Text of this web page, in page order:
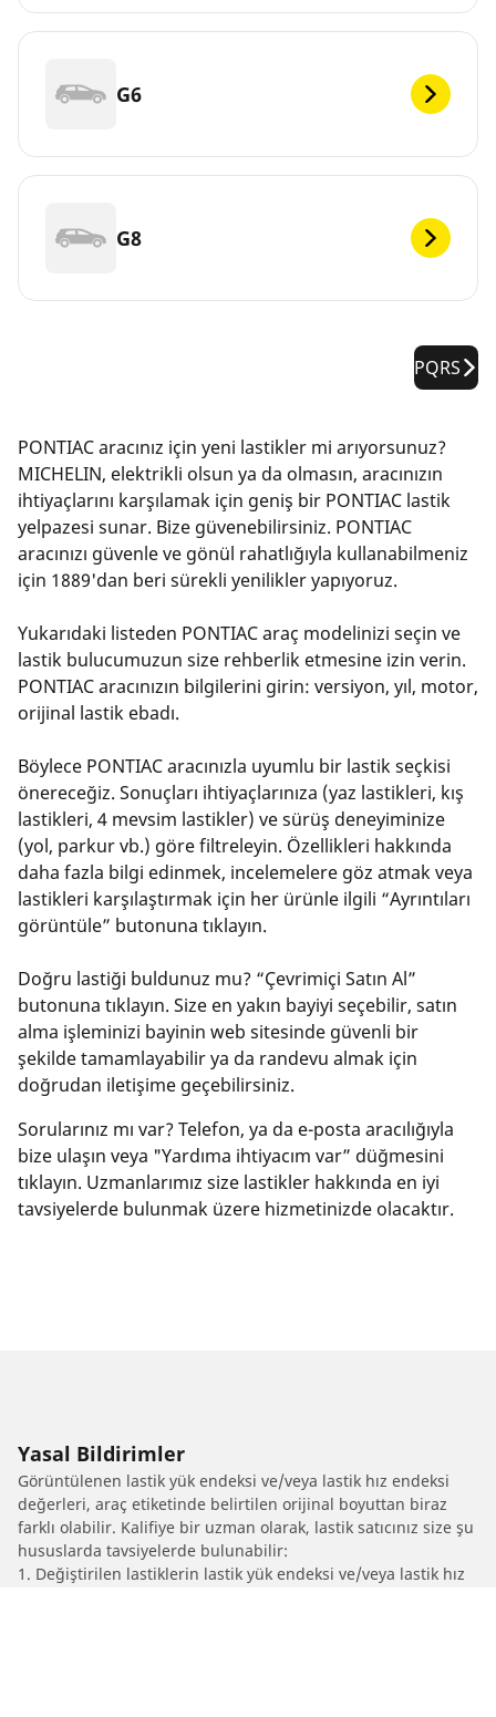
G6
G8
PQRS
PONTIAC aracınız için yeni lastikler mi arıyorsunuz?
MICHELIN, elektrikli olsun ya da olmasın, aracınızın
ihtiyaçlarını karşılamak için geniş bir PONTIAC lastik
yelpazesi sunar. Bize güvenebilirsiniz. PONTIAC
aracınızı güvenle ve gönül rahatlığıyla kullanabilmeniz
için 1889'dan beri sürekli yenilikler yapıyoruz.
Yukarıdaki listeden PONTIAC araç modelinizi seçin ve
lastik bulucumuzun size rehberlik etmesine izin verin.
PONTIAC aracınızın bilgilerini girin: versiyon, yıl, motor,
orijinal lastik ebadı.
Böylece PONTIAC aracınızla uyumlu bir lastik seçkisi
önereceğiz. Sonuçları ihtiyaçlarınıza (yaz lastikleri, kış
lastikleri, 4 mevsim lastikler) ve sürüş deneyiminize
(yol, parkur vb.) göre filtreleyin. Özellikleri hakkında
daha fazla bilgi edinmek, incelemelere göz atmak veya
lastikleri karşılaştırmak için her ürünle ilgili “Ayrıntıları
görüntüle” butonuna tıklayın.
Doğru lastiği buldunuz mu? “Çevrimiçi Satın Al”
butonuna tıklayın. Size en yakın bayiyi seçebilir, satın
alma işleminizi bayinin web sitesinde güvenli bir
şekilde tamamlayabilir ya da randevu almak için
doğrudan iletişime geçebilirsiniz.
Sorularınız mı var? Telefon, ya da e-posta aracılığıyla
bize ulaşın veya "Yardıma ihtiyacım var” düğmesini
tıklayın. Uzmanlarımız size lastikler hakkında en iyi
tavsiyelerde bulunmak üzere hizmetinizde olacaktır.
Yasal Bildirimler
Görüntülenen lastik yük endeksi ve/veya lastik hız endeksi
değerleri, araç etiketinde belirtilen orijinal boyuttan biraz
farklı olabilir. Kalifiye bir uzman olarak, lastik satıcınız size şu
hususlarda tavsiyelerde bulunabilir:
1. Değiştirilen lastiklerin lastik yük endeksi ve/veya lastik hız